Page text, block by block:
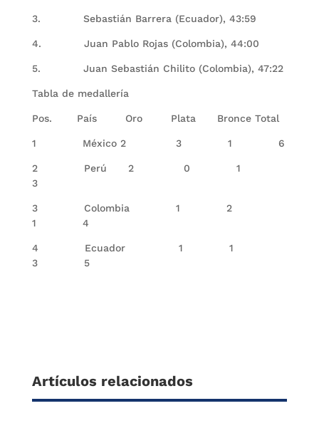
3. Sebastián Barrera (Ecuador), 43:59
4. Juan Pablo Rojas (Colombia), 44:00
5. Juan Sebastián Chilito (Colombia), 47:22
Tabla de medallería
Pos. País Oro Plata Bronce Total
1 México 2 3 1 6
2 Perú 2 0 1
3
3 Colombia 1 2
1 4
4 Ecuador 1 1
3 5
Artículos relacionados